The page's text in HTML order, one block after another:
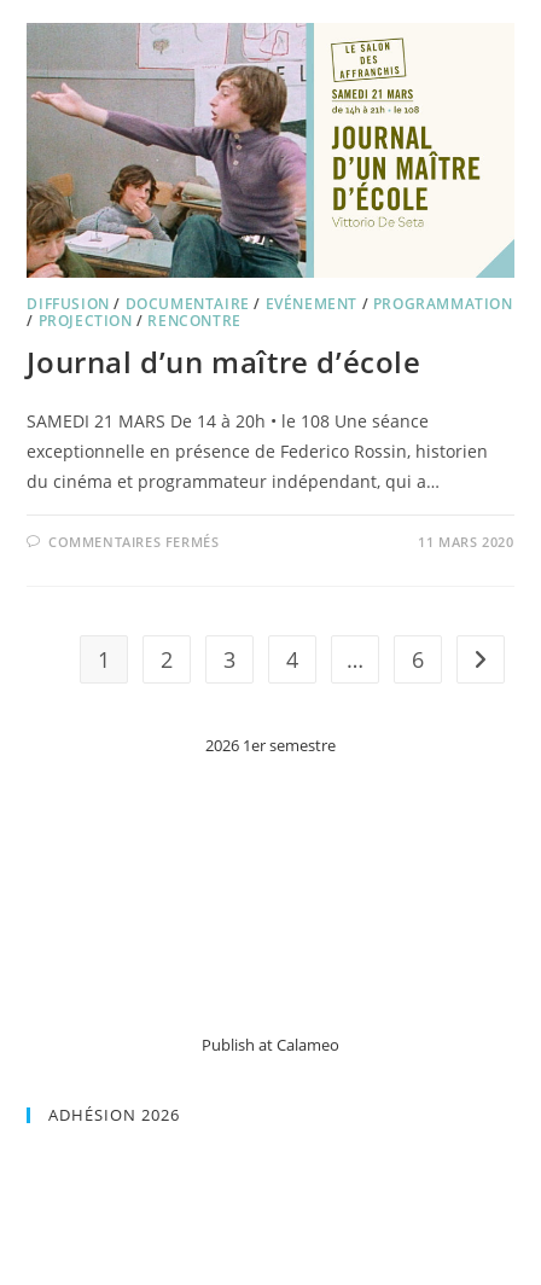
PEDRO
D’ALFAROUBEIRA
OU
LES
20
ANS
DE
CENT
SOLEILS
DIFFUSION / DOCUMENTAIRE / EVÉNEMENT / PROGRAMMATION
/ PROJECTION / RENCONTRE
Journal d’un maître d’école
SAMEDI 21 MARS De 14 à 20h • le 108 Une séance
exceptionnelle en présence de Federico Rossin, historien
du cinéma et programmateur indépendant, qui a…
COMMENTAIRES FERMÉSSUR 11 MARS 2020
1 2 3 4 … 6 Aller à
2026 1er semestre
Publish at Calameo
ADHÉSION 2026